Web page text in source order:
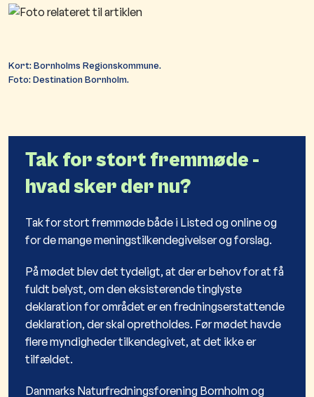
Kort: Bornholms Regionskommune.
Foto: Destination Bornholm.​
Tak for stort fremmøde -
hvad sker der nu?
Tak for stort fremmøde både i Listed og online og
for de mange meningstilkendegivelser og forslag.
På mødet blev det tydeligt, at der er behov for at få
fuldt belyst, om den eksisterende tinglyste
deklaration for området er en fredningserstattende
deklaration, der skal opretholdes. Før mødet havde
flere myndigheder tilkendegivet, at det ikke er
tilfældet.
Danmarks Naturfredningsforening Bornholm og